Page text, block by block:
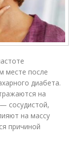
месте после
диабета.
на
сосудистой,
на массу
причиной